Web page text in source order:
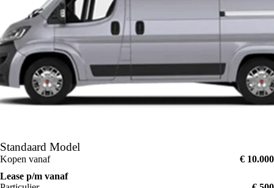
Standaard Model
Kopen vanaf
€ 10.000
Lease p/m vanaf